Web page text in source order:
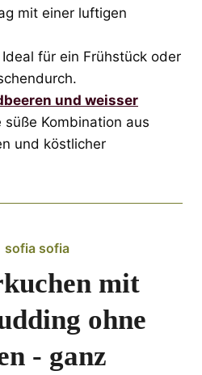
mit einer luftigen
Ideal für ein Frühstück oder
und weisser
süße Kombination aus
und köstlicher
sofia sofia
mit
ohne
- ganz